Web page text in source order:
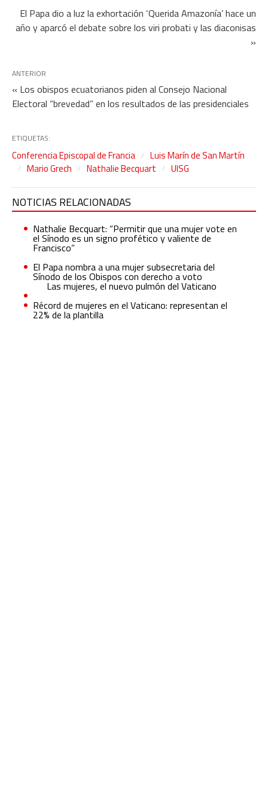
El Papa dio a luz la exhortación ‘Querida Amazonía’ hace un
año y aparcó el debate sobre los viri probati y las diaconisas
»
ANTERIOR
« Los obispos ecuatorianos piden al Consejo Nacional
Electoral “brevedad” en los resultados de las presidenciales
ETIQUETAS:
Conferencia Episcopal de Francia
Luis Marín de San Martín
Mario Grech
Nathalie Becquart UISG
NOTICIAS RELACIONADAS
Nathalie Becquart: “Permitir que una mujer vote en
el Sínodo es un signo profético y valiente de
Francisco”
El Papa nombra a una mujer subsecretaria del
Sínodo de los Obispos con derecho a voto
Las mujeres, el nuevo pulmón del Vaticano
Récord de mujeres en el Vaticano: representan el
22% de la plantilla